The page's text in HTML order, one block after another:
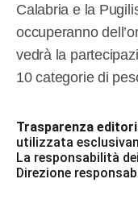
Calabria e la
occuperanno
vedrà la
10 categorie di
Trasparenza
utilizzata
La responsabilità
Direzione